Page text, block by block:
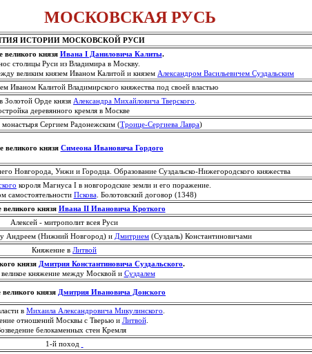
МОСКОВСКАЯ РУСЬ
ИСТОРИИ МОСКОВСКОЙ РУСИ
великого князя Ивана I Даниловича Калиты.
столицы Руси из Владимира в Москву.
великим князем Иваном Калитой и князем Александром Васильевичем Суздальским
Иваном Калитой Владимирского княжества под своей властью
Золотой Орде князя Александра Михайловича Тверского
деревянного кремля в Москве
Сергием Радонежским (Троице-Сергиева Лавра)
великого князя Симеона Ивановича Гордого
Новгорода, Унжи и Городца. Образование Суздальско-Нижегородского княжества
короля Магнуса I в новгородские земли и его поражение.
самостоятельности Пскова. Болотовский договор (1348)
князя Ивана II Ивановича Кроткого
Алексей - митрополит всея Руси
Андреем (Нижний Новгород) и Дмитрием (Суздаль) Константиновичами
Княжение в Литвой
князя Дмитрия Константиновича Суздальского.
великое княжение между Москвой и Суздалем
князя Дмитрия Ивановича Донского
в Михаила Александровича Микулинского
отношений Москвы с Тверью и Литвой.
белокаменных стен Кремля
1-й поход